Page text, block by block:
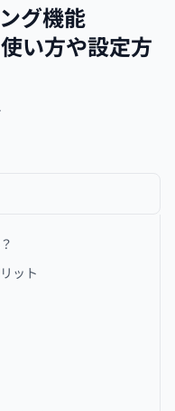
グ機能
い方や設定方
ット